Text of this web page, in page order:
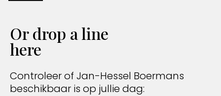
Or drop a line
here
Controleer of Jan-Hessel Boermans
beschikbaar is op jullie dag: